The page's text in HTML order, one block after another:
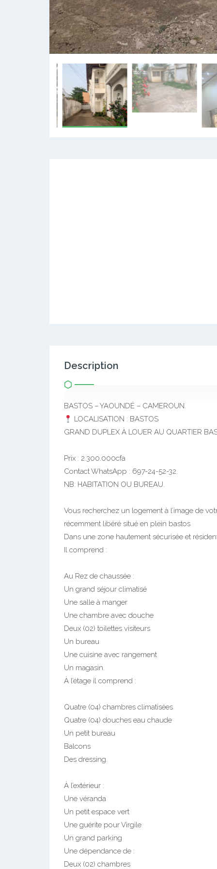
Description
BASTOS – YAOUNDÉ – CAMEROUN.
LOCALISATION : BASTOS
GRAND DUPLEX À LOUER AU QUARTIER
Prix : 2.300.000cfa
Contact WhatsApp : 697-24-52-32.
NB: HABITATION OU BUREAU.
Vous recherchez un logement à l’image de
récemment libéré situé en plein bastos
Dans une zone hautement sécurisée et
Il comprend :
Au Rez de chaussée :
Un grand séjour climatisé
Une salle à manger
Une chambre avec douche
Deux (02) toilettes visiteurs
Un bureau
Une cuisine avec rangement
Un magasin.
À l’étage il comprend :
Quatre (04) chambres climatisées
Quatre (04) douches eau chaude
Un petit bureau
Balcons
Des dressing.
À l’extérieur :
Une véranda
Un petit espace vert
Une guérite pour Virgile
Un grand parking
Une dépendance de :
Deux (02) chambres